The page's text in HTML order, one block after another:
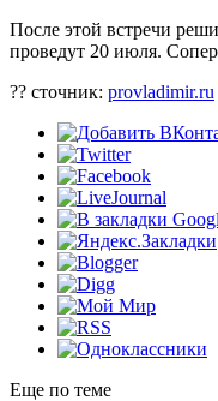
После этой встречи
проведут 20 июля.
?? сточник: provladimir.ru
Еще по теме